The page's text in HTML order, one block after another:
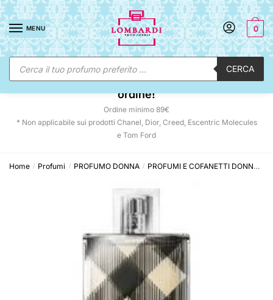
Skip
to
navigation
Skip
to
content
MENU
Ricerca
prodotti CERCA
0
☀️ SUNNY DAYS:-12% automatico sul tuo
ordine!
Ordine minimo 89€
* Non applicabile sui prodotti Chanel, Dior, Creed, Escentric Molecules
e Tom Ford
Home / Profumi / PROFUMO DONNA / PROFUMI E COFANETTI DONNA